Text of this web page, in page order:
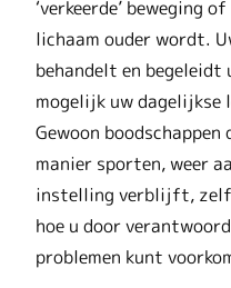
‘verkeerde’ beweging
lichaam ouder wordt.
behandelt en begeleidt
mogelijk uw
Gewoon
manier sporten, weer
instelling verblijft,
hoe u door
problemen kunt